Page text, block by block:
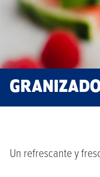
Un refrescante y